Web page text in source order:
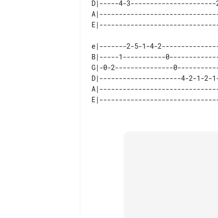
D|-----4-
e|-------2-5-1-4-
B|-----1-----------
G|-0-2---------------
D|---------------------4-2-1-2-